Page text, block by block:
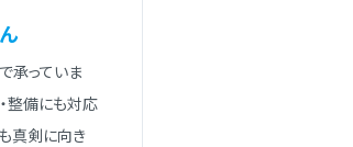
承っていま
整備にも対応
真剣に向き